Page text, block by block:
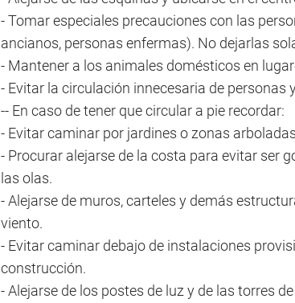
- Tomar especiales precauciones con las
ancianos, personas enfermas). No dejarlas
- Mantener a los animales domésticos en
- Evitar la circulación innecesaria de personas
-- En caso de tener que circular a pie recordar:
- Evitar caminar por jardines o zonas
- Procurar alejarse de la costa para evitar ser
las olas.
- Alejarse de muros, carteles y demás
viento.
- Evitar caminar debajo de instalaciones
construcción.
- Alejarse de los postes de luz y de las torres